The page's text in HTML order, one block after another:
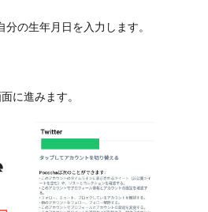
の生年月日を入力します。
に進みます。